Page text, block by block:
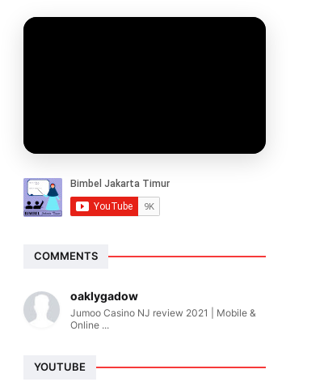
COMMENTS
oaklygadow
Jumoo Casino NJ review 2021 | Mobile &
Online ...
YOUTUBE